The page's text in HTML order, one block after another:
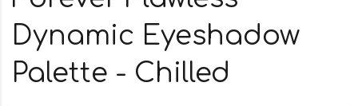
Dynamic Eyeshadow
Palette - Chilled